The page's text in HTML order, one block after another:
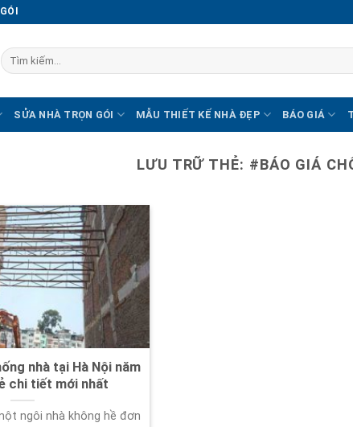
Tìm
kiếm:
SỬA NHÀ TRỌN GÓI MẪU THIẾT KẾ NHÀ ĐẸP BÁO GIÁ
LƯU TRỮ THẺ: #BÁO GIÁ
nhà tại Hà Nội năm
chi tiết mới nhất
ngôi nhà không hề đơn